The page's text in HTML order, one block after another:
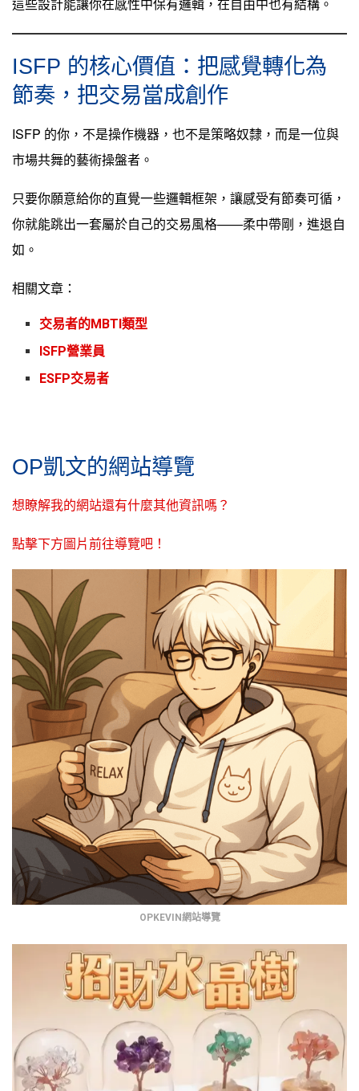
ISFP 的核心價值：把感覺轉化為
節奏，把交易當成創作
ISFP 的你，不是操作機器，也不是策略奴隸，而是一位與
市場共舞的藝術操盤者。
只要你願意給你的直覺一些邏輯框架，讓感受有節奏可循，
你就能跳出一套屬於自己的交易風格——柔中帶剛，進退自
如。
相關文章：
交易者的MBTI類型
ISFP營業員
ESFP交易者
OP凱文的網站導覽
想瞭解我的網站還有什麼其他資訊嗎？
點擊下方圖片前往導覽吧！
OPKEVIN網站導覽